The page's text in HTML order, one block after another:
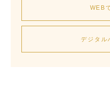
WEB
デジタル